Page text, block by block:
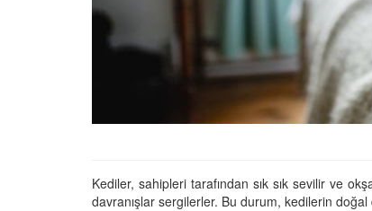
Kediler, sahipleri tarafından sık sık sevilir ve
davranışlar sergilerler. Bu durum, kedilerin
Evde
Küçük Kedi Cinsi
22.05.2020
Yavru Kedilerde
Temizlenir?